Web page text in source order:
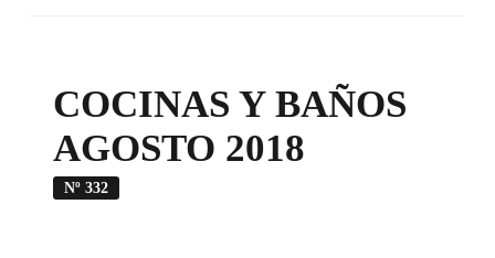
COCINAS Y BAÑOS
AGOSTO 2018
Nº 332